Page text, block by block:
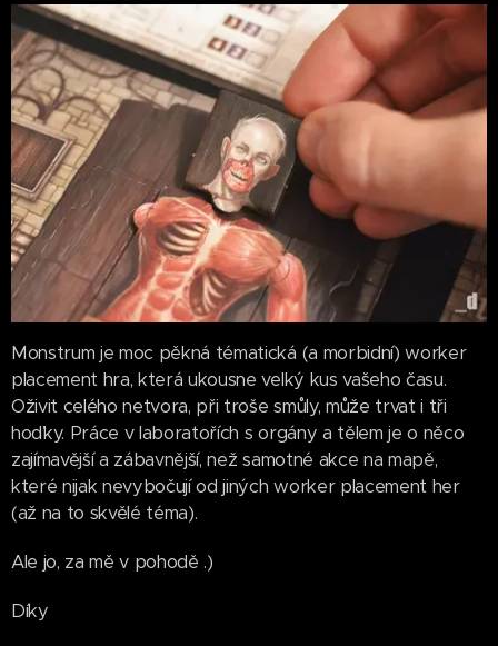
Monstrum je moc pěkná tématická (a morbidní) worker
placement hra, která ukousne velký kus vašeho času.
Oživit celého netvora, při troše smůly, může trvat i tři
hoďky. Práce v laboratořích s orgány a tělem je o něco
zajímavější a zábavnější, než samotné akce na mapě,
které nijak nevybočují od jiných worker placement her
(až na to skvělé téma).
Ale jo, za mě v pohodě .)
Díky